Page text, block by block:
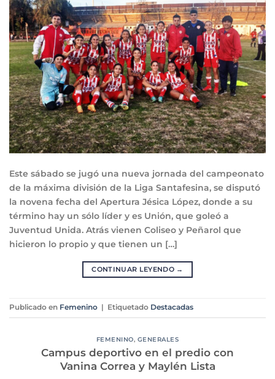
Este sábado se jugó una nueva jornada del campeonato
de la máxima división de la Liga Santafesina, se disputó
la novena fecha del Apertura Jésica López, donde a su
término hay un sólo líder y es Unión, que goleó a
Juventud Unida. Atrás vienen Coliseo y Peñarol que
hicieron lo propio y que tienen un […]
CONTINUAR LEYENDO →
Publicado en Femenino Etiquetado Destacadas
FEMENINO, GENERALES
Campus deportivo en el predio con
Vanina Correa y Maylén Lista